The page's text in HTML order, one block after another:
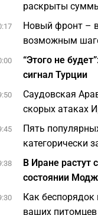
раскрыты
Новый фронт –
возможным
“Этого не
сигнал Турции
Саудовская
скорых атаках
Пять
категорически
В Иране растут
состоянии
Как беспорядок
ваших питомцев